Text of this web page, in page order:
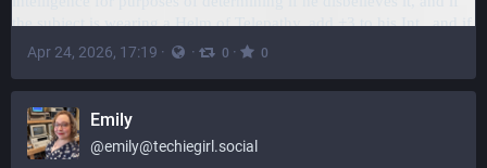
Apr 24, 2026, 17:19 · · 0 · 0
Emily
@emily@techiegirl.social